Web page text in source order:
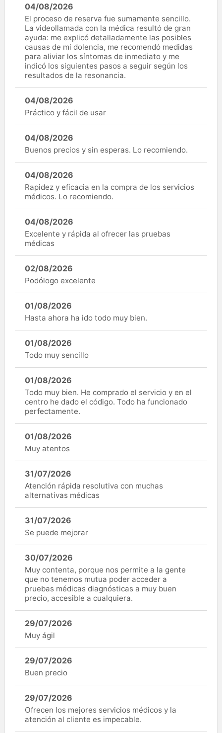
04/08/2026
El proceso de reserva fue sumamente sencillo.
La videollamada con la médica resultó de gran
ayuda: me explicó detalladamente las posibles
causas de mi dolencia, me recomendó medidas
para aliviar los síntomas de inmediato y me
indicó los siguientes pasos a seguir según los
resultados de la resonancia.
04/08/2026
Práctico y fácil de usar
04/08/2026
Buenos precios y sin esperas. Lo recomiendo.
04/08/2026
Rapidez y eficacia en la compra de los servicios
médicos. Lo recomiendo.
04/08/2026
Excelente y rápida al ofrecer las pruebas
médicas
02/08/2026
Podólogo excelente
01/08/2026
Hasta ahora ha ido todo muy bien.
01/08/2026
Todo muy sencillo
01/08/2026
Todo muy bien. He comprado el servicio y en el
centro he dado el código. Todo ha funcionado
perfectamente.
01/08/2026
Muy atentos
31/07/2026
Atención rápida resolutiva con muchas
alternativas médicas
31/07/2026
Se puede mejorar
30/07/2026
Muy contenta, porque nos permite a la gente
que no tenemos mutua poder acceder a
pruebas médicas diagnósticas a muy buen
precio, accesible a cualquiera.
29/07/2026
Muy ágil
29/07/2026
Buen precio
29/07/2026
Ofrecen los mejores servicios médicos y la
atención al cliente es impecable.